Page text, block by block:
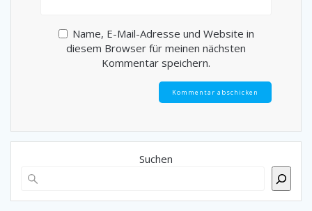
Name, E-Mail-Adresse und Website in
diesem Browser für meinen nächsten
Kommentar speichern.
Suchen